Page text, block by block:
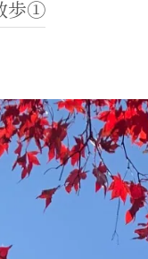
歩①